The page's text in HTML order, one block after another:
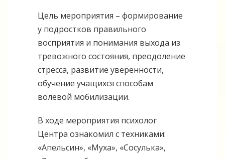
Цель мероприятия – формирование
у подростков правильного
восприятия и понимания выхода из
тревожного состояния, преодоление
стресса, развитие уверенности,
обучение учащихся способам
волевой мобилизации.
В ходе мероприятия психолог
Центра ознакомил с техниками:
«Апельсин», «Муха», «Сосулька»,